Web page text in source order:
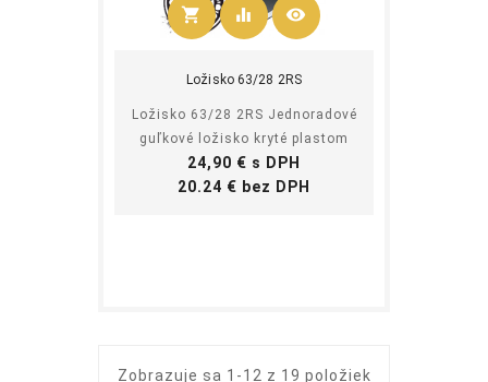
shopping_cart
Kúpiť
equalizer visibility
Ložisko 63/28 2RS
Ložisko 63/28 2RS Jednoradové
guľkové ložisko kryté plastom
Cena
24,90 € s DPH
20.24 € bez DPH
Zobrazuje sa 1-12 z 19 položiek